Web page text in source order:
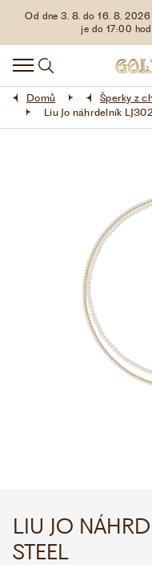
Od dne 3. 8. do 16. 8.
je do 17:00
HODINKY
DOPLŇKY
ŠPERKY
LIMITOVANÉ
VŠE O NÁKUPU
Domů Šperky z
Liu Jo náhrdelník
LIU JO
STEEL